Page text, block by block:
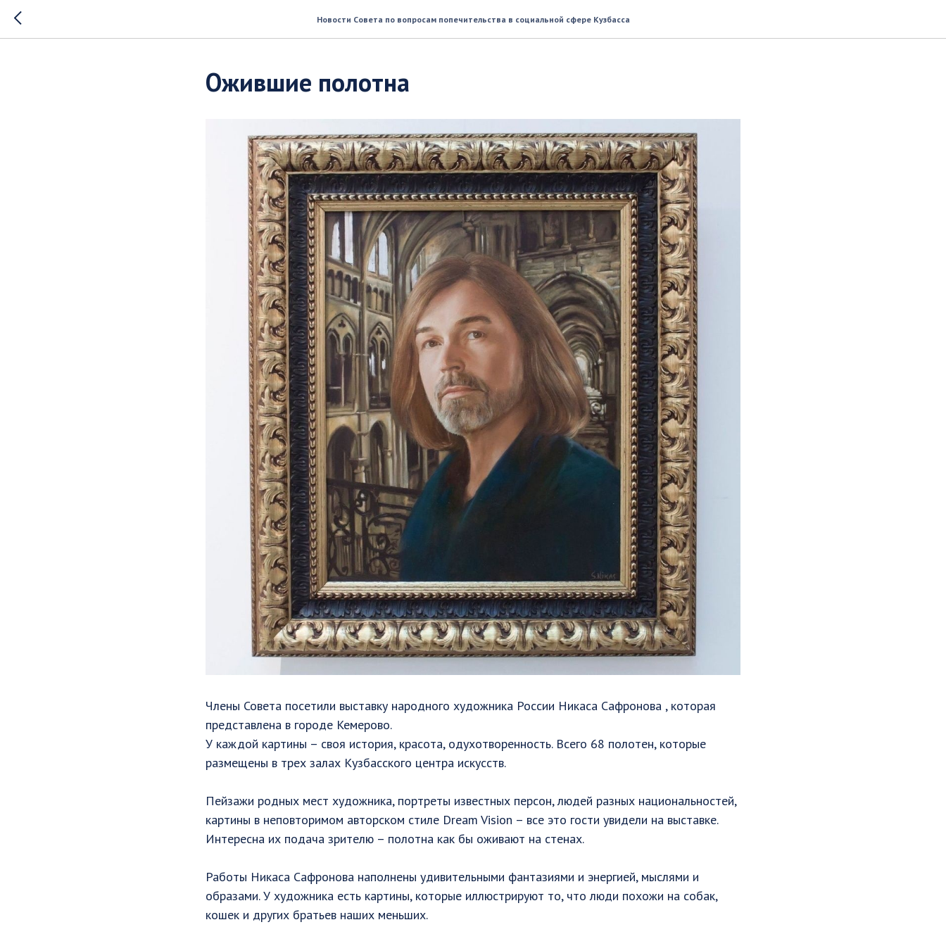
Новости Совета по вопросам попечительства в социальной сфере Кузбасса
Ожившие полотна
Члены Совета посетили выставку народного художника России Никаса Сафронова , которая
представлена в городе Кемерово.
У каждой картины – своя история, красота, одухотворенность. Всего 68 полотен, которые
размещены в трех залах Кузбасского центра искусств.
Пейзажи родных мест художника, портреты известных персон, людей разных национальностей,
картины в неповторимом авторском стиле Dream Vision – все это гости увидели на выставке.
Интересна их подача зрителю – полотна как бы оживают на стенах.
Работы Никаса Сафронова наполнены удивительными фантазиями и энергией, мыслями и
образами. У художника есть картины, которые иллюстрируют то, что люди похожи на собак,
кошек и других братьев наших меньших.